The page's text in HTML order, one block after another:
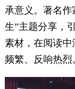
承意义。著名作
生”主题分享，
素材，在阅读
频繁、反响热烈